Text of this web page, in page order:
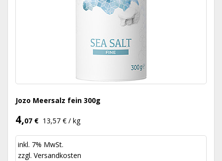
Jozo Meersalz fein 300g
4,07 € 13,57 € / kg
inkl. 7% MwSt.
zzgl. Versandkosten